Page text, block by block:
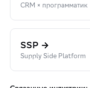
CRM × программатик
SSP →
Supply Side Platform